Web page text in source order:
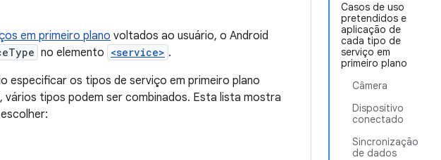
Casos de uso
pretendidos e
aplicação de
cada tipo de
serviço em
primeiro plano
Câmera
Dispositivo
conectado
Sincronização
de dados
em primeiro plano voltados ao usuário, o Android
no elemento <service> .
especificar os tipos de serviço em primeiro plano
tipos podem ser combinados. Esta lista mostra